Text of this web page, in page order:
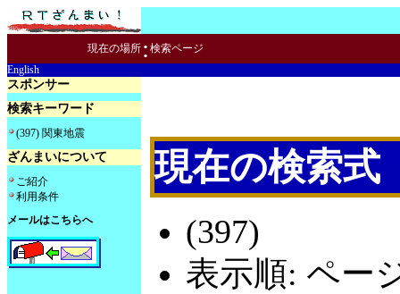
現在の場所 : 検索ページ
English
スポンサー
検索キーワード
(397) 関東地震
ざんまいについて
ご紹介
利用条件
メールはこちらへ
現在の検索式
(397)
表示順: ペー